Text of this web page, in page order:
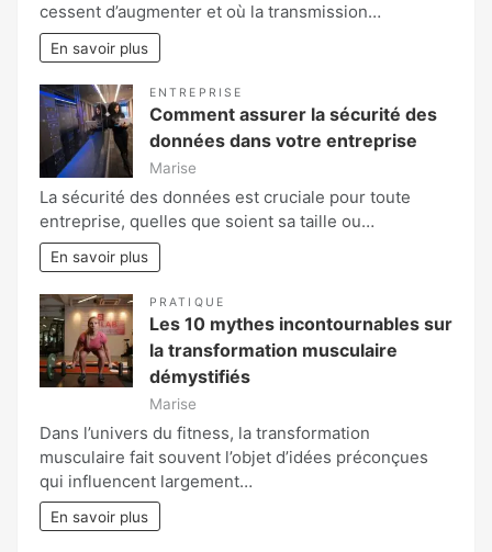
cessent d’augmenter et où la transmission…
En savoir plus
ENTREPRISE
Comment assurer la sécurité des
données dans votre entreprise
Marise
La sécurité des données est cruciale pour toute
entreprise, quelles que soient sa taille ou…
En savoir plus
PRATIQUE
Les 10 mythes incontournables sur
la transformation musculaire
démystifiés
Marise
Dans l’univers du fitness, la transformation
musculaire fait souvent l’objet d’idées préconçues
qui influencent largement…
En savoir plus